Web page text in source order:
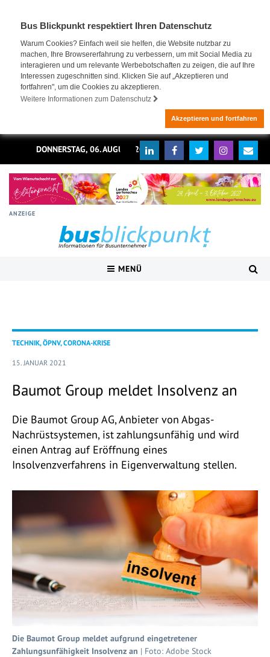
Bus Blickpunkt respektiert Ihren Datenschutz
Warum Cookies? Einfach weil sie helfen, die Website nutzbar zu
machen, Ihre Browsererfahrung zu verbessern, um mit Social Media zu
interagieren und um relevante Werbebotschaften zu zeigen, die auf Ihre
Interessen zugeschnitten sind. Klicken Sie auf „Akzeptieren und
fortfahren", um die Cookies zu akzeptieren.
Weitere Informationen zum Datenschutz
Akzeptieren und fortfahren
DONNERSTAG, 06. AUGUST 2026
ANZEIGE
MENÜ
TECHNIK, ÖPNV, CORONA-KRISE
15. JANUAR 2021
Baumot Group meldet Insolvenz an
Die Baumot Group AG, Anbieter von Abgas-
Nachrüstsystemen, ist zahlungsunfähig und wird
einen Antrag auf Eröffnung eines
Insolvenzverfahrens in Eigenverwaltung stellen.
Die Baumot Group meldet aufgrund eingetretener
Zahlungsunfähigkeit Insolvenz an | Foto: Adobe Stock